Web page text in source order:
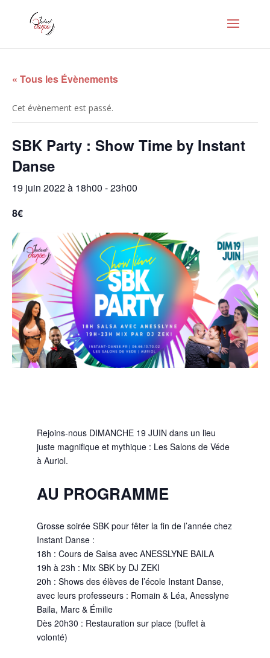
« Tous les Évènements
Cet évènement est passé.
SBK Party : Show Time by Instant
Danse
19 juin 2022 à 18h00 -23h00
8€
Rejoins-nous DIMANCHE 19 JUIN dans un lieu
juste magnifique et mythique : Les Salons de Véde
à Auriol.
AU PROGRAMME
Grosse soirée SBK pour fêter la fin de l’année chez
Instant Danse :
18h : Cours de Salsa avec ANESSLYNE BAILA
19h à 23h : Mix SBK by DJ ZEKI
20h : Shows des élèves de l’école Instant Danse,
avec leurs professeurs : Romain & Léa, Anesslyne
Baila, Marc & Émilie
Dès 20h30 : Restauration sur place (buffet à
volonté)